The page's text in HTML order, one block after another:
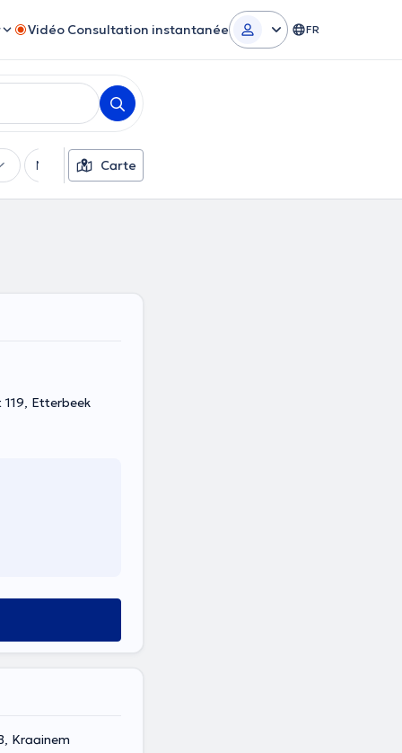
Vidéo Consultation instantanée FR
Moyens de paiement
Carte
Etterbeek
Kraainem